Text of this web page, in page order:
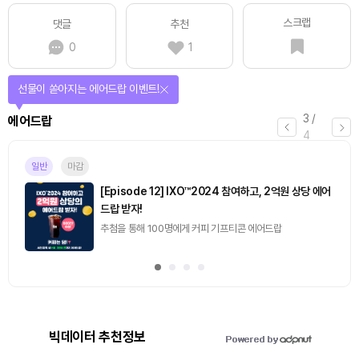
댓글
0
추천
1
스크랩
3 /
4
에어드랍
선물이 쏟아지는 에어드랍 이벤트!
일반 마감
[Episode 12] IXO™2024 참여하고, 2억원 상당 에어
드랍 받자!
추첨을 통해 100명에게 커피 기프티콘 에어드랍
빅데이터 추천정보